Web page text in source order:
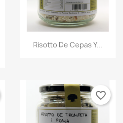
Vista rápida
Risotto De Cepas Y...
favorite_border